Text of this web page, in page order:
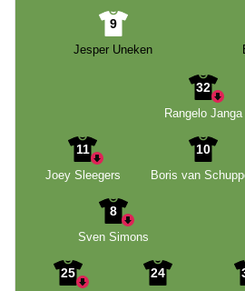
9
Jesper Uneken
32
Rangelo Janga
11
Joey Sleegers
10
Boris van
8
Sven Simons
25
24